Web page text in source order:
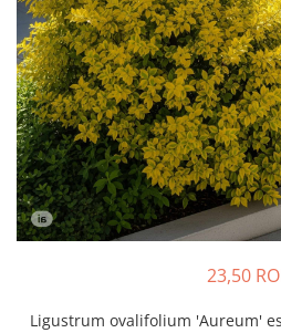
Bulbi de Echinacea
Bulbi de Frezie
Bulbi de Fritillaria
Bulbi de Gaillardia (Kokarda)
Bulbi de Gladiole
Bulbi de Irisi - Stanjenel
Bulbi de Lalele
Bulbi de Leucanthemum
Bulbi de Ranunculus
Păr - Pyrus communis
Smochini - Ficus carica
Viță de Vie - Vitis
Zmeur - Rubus
23,50
Ligustrum ovalifolium 'Aureum'